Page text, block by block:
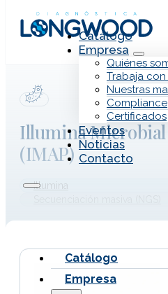
Saltar al contenido principal
Catálogo
Empresa
Quiénes
Trabaja
Nuestras
Compliance
Certificados
Eventos
Noticias
Contacto
Catálogo
Empresa
Illumina
(IMAP)
Illumina